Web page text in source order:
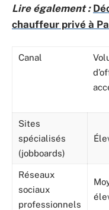
Lire également :
chauffeur privé à
Canal
Sites
spécialisés
(jobboards)
Réseaux
sociaux
professionnels